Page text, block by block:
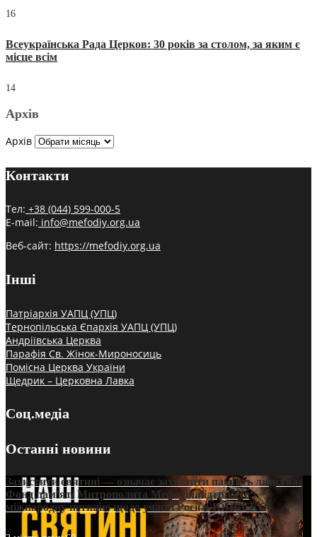
16
Всеукраїнська Рада Церков: 30 років за столом, за яким є
місце всім
14
Архів
Архів
Контакти
Тел: +38 (044) 599-000-5
E-mail: info@mefodiy.org.ua
Веб-сайт: https://mefodiy.org.ua
Інші
Патріархія УАПЦ (УПЦ)
Тернопільська Єпархія УАПЦ (УПЦ)
Андріївська Церква
Парафія Св. Жінок-Мироносиць
Помісна Церква України
Щедрик – Церковна Лавка
Соц.медіа
Останні новини
Захистити святині — означає захистити пам’ять людства:
Фонд пам’яті Митрополита Мефодія підтримує
міжнародну петицію щодо участі Росії в ЮНЕСКО